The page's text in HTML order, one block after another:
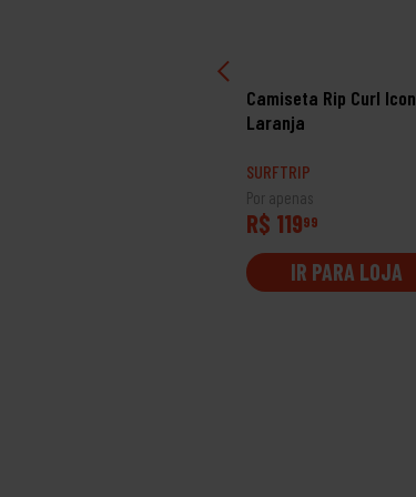
Camiseta Rip Curl Icon
Laranja
SURFTRIP
Por apenas
R$ 11999
IR PARA LOJA